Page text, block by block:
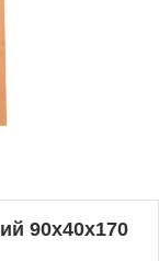
90х40х170